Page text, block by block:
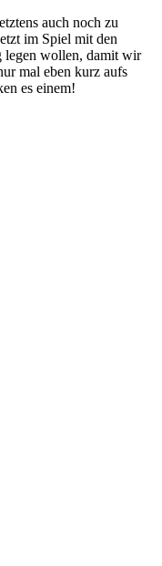
auch noch zu
im Spiel mit den
legen wollen, damit wir
mal eben kurz aufs
es einem!